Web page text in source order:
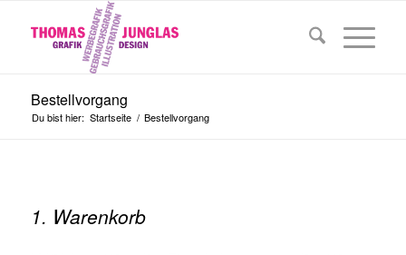
Bestellvorgang
Du bist hier: Startseite / Bestellvorgang
1. Warenkorb